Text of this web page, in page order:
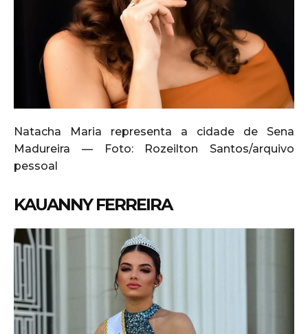
Natacha Maria representa a cidade de Sena
Madureira — Foto: Rozeilton Santos/arquivo
pessoal
KAUANNY FERREIRA